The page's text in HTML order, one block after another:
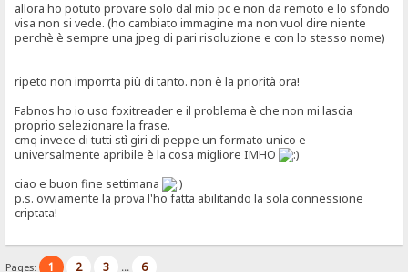
allora ho potuto provare solo dal mio pc e non da remoto e lo sfondo
visa non si vede. (ho cambiato immagine ma non vuol dire niente
perchè è sempre una jpeg di pari risoluzione e con lo stesso nome)
ripeto non imporrta più di tanto. non è la priorità ora!
Fabnos ho io uso foxitreader e il problema è che non mi lascia
proprio selezionare la frase.
cmq invece di tutti stì giri di peppe un formato unico e
universalmente apribile è la cosa migliore IMHO
ciao e buon fine settimana
p.s. ovviamente la prova l'ho fatta abilitando la sola connessione
criptata!
Pages: 1 2 3 ... 6